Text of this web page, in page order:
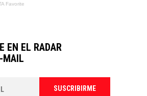
EN EL RADAR
MAIL